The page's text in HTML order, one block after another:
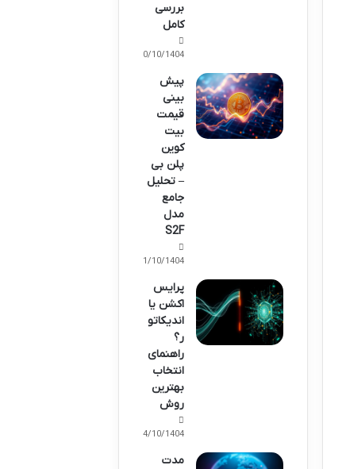
بررسی
کامل
10/10/1404
پیش
بینی
قیمت
بیت
کوین
پلن بی
– تحلیل
جامع
مدل
S2F
11/10/1404
پرایس
اکشن یا
اندیکاتو
ر؟
راهنمای
انتخاب
بهترین
روش
14/10/1404
مدت